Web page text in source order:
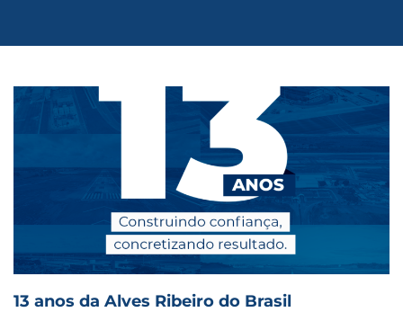
13 anos da Alves Ribeiro do Brasil